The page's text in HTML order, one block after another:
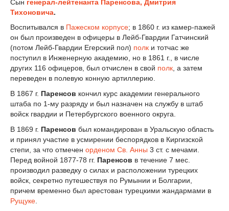
Сын генерал-лейтенанта Паренсова, Дмитрия
Тихоновича.
Воспитывался в Пажеском корпусе; в 1860 г. из камер-пажей
он был произведен в офицеры в Лейб-Гвардии Гатчинский
(потом Лейб-Гвардии Егерский пол) полк и тотчас же
поступил в Инженерную академию, но в 1861 г., в числе
других 116 офицеров, был отчислен в свой полк, а затем
переведен в полевую конную артиллерию.
В 1867 г. Паренсов кончил курс академии генерального
штаба по 1-му разряду и был назначен на службу в штаб
войск гвардии и Петербургского военного округа.
В 1869 г. Паренсов был командирован в Уральскую область
и принял участие в усмирении беспорядков в Киргизской
степи, за что отмечен орденом Св. Анны 3 ст. с мечами.
Перед войной 1877-78 гг. Паренсов в течение 7 мес.
производил разведку о силах и расположении турецких
войск, секретно путешествуя по Румынии и Болгарии,
причем временно был арестован турецкими жандармами в
Рущуке